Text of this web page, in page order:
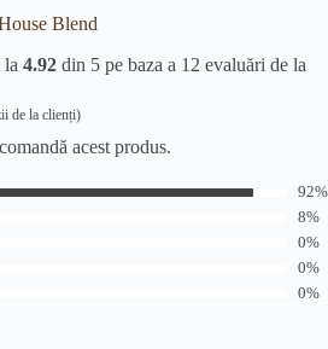
Blend
la 4.92 din 5 pe baza a 12 evaluări de la
de la clienți)
acest produs.
92%
8%
0%
0%
0%